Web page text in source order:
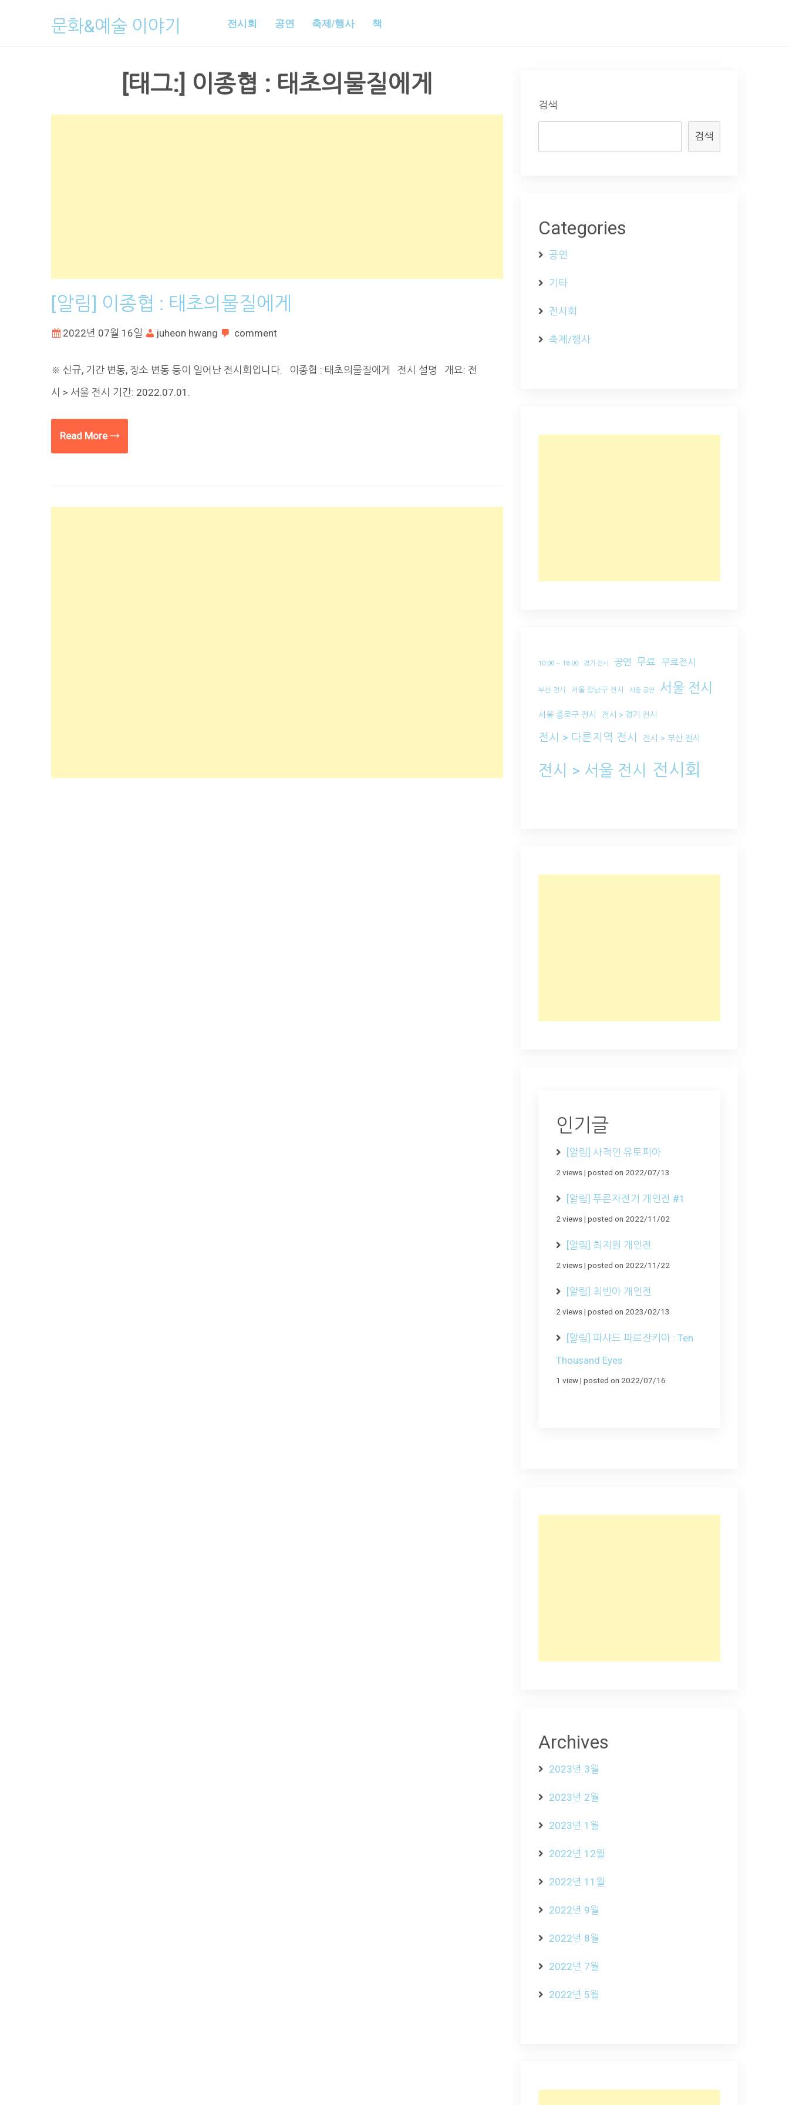
문화&예술 이야기 전시회 공연 축제/행사 책
[태그:] 이종협 : 태초의물질에게
[알림] 이종협 : 태초의물질에게
2022년 07월 16일 juheon hwang comment
※ 신규, 기간 변동, 장소 변동 등이 일어난 전시회입니다. 이종협 : 태초의물질에게 전시 설명 개요: 전
시 > 서울 전시 기간: 2022.07.01.
Read More →
검색
검색
Categories
공연
기타
전시회
축제/행사
10:00 ~ 18:00 경기 전시 공연 무료 무료전시
부산 전시 서울 강남구 전시 서울 공연 서울 전시
서울 종로구 전시 전시 > 경기 전시
전시 > 다른지역 전시 전시 > 부산 전시
전시 > 서울 전시 전시회
인기글
[알림] 사적인 유토피아
2 views| posted on 2022/07/13
[알림] 푸른자전거 개인전 #1
2 views| posted on 2022/11/02
[알림] 최지원 개인전
2 views| posted on 2022/11/22
[알림] 최빈아 개인전
2 views| posted on 2023/02/13
[알림] 파샤드 파르잔키아 : Ten
Thousand Eyes
1 view| posted on 2022/07/16
Archives
2023년 3월
2023년 2월
2023년 1월
2022년 12월
2022년 11월
2022년 9월
2022년 8월
2022년 7월
2022년 5월